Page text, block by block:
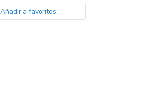
Añadir a favoritos